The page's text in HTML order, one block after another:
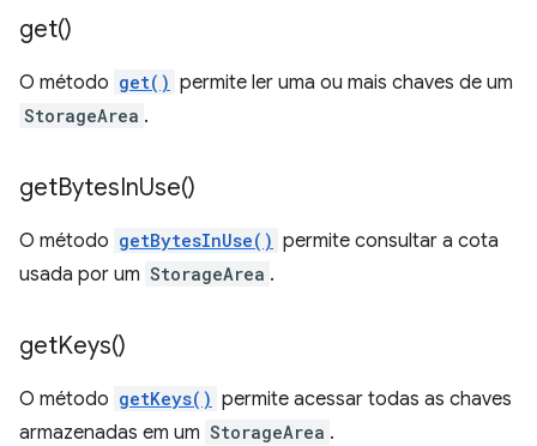
get()
O método get() permite ler uma ou mais chaves de um
StorageArea .
getBytesInUse()
O método getBytesInUse() permite consultar a cota
usada por um StorageArea .
getKeys()
O método getKeys() permite acessar todas as chaves
armazenadas em um StorageArea .